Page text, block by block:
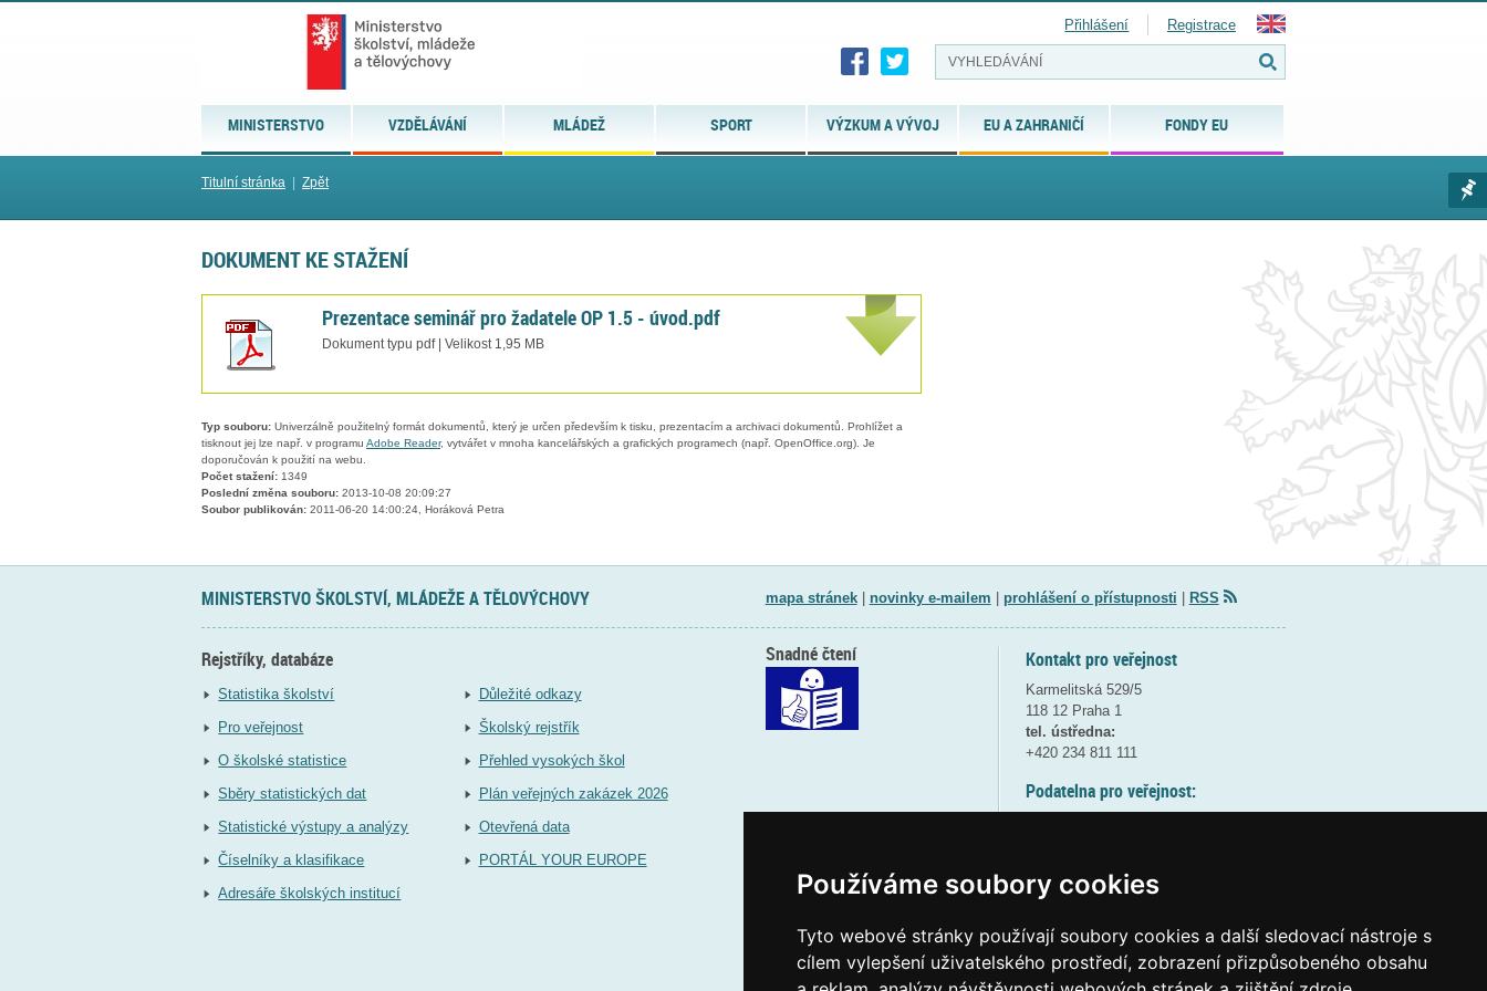
Používáme soubory cookies
Tyto webové stránky používají soubory cookies a další sledovací nástroje s
cílem vylepšení uživatelského prostředí, zobrazení přizpůsobeného obsahu
MINISTERSTVO VZDĚLÁVÁNÍ MLÁDEŽ SPORT VÝZKUM A VÝVOJ EU A ZAHRANIČÍ FONDY EU
Přihlášení Registrace
Titulní stránka Zpět
DOKUMENT KE STAŽENÍ
Prezentace seminář pro žadatele OP 1.5 - úvod.pdf
Dokument typu pdf | Velikost 1,95 MB
Typ souboru: Univerzálně použitelný formát dokumentů, který je určen především k tisku, prezentacím a archivaci dokumentů. Prohlížet a
tisknout jej lze např. v programu Adobe Reader, vytvářet v mnoha kancelářských a grafických programech (např. OpenOffice.org). Je
doporučován k použití na webu.
Počet stažení: 1349
Poslední změna souboru: 2013-10-08 20:09:27
Soubor publikován: 2011-06-20 14:00:24, Horáková Petra
MINISTERSTVO ŠKOLSTVÍ, MLÁDEŽE A TĚLOVÝCHOVY mapa stránek| novinky e-mailem prohlášení o přístupnosti RSS
Rejstříky, databáze
Statistika školství
Pro veřejnost
O školské statistice
Sběry statistických dat
Statistické výstupy a analýzy
Číselníky a klasifikace
Adresáře školských institucí
Důležité odkazy
Školský rejstřík
Přehled vysokých škol
Plán veřejných zakázek 2026
Otevřená data
PORTÁL YOUR EUROPE
Kontakt pro veřejnost
Karmelitská 529/5
118 12 Praha 1
tel. ústředna:
+420 234 811 111
Podatelna pro veřejnost:
(více informací
Elektronická podatelna:
Snadné čtení